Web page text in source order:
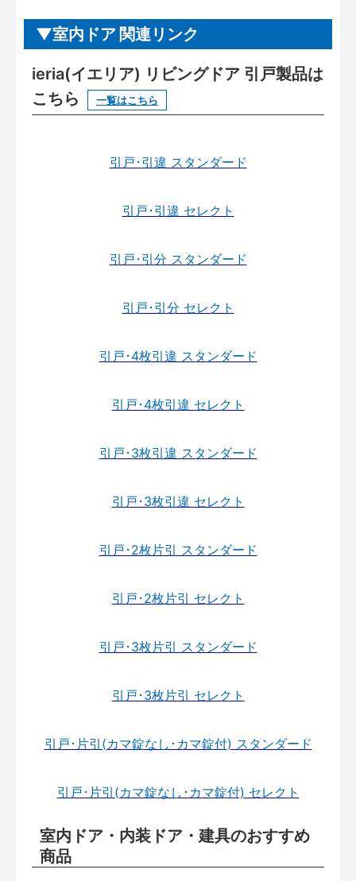
室内ドア 関連リンク
ieria(イエリア) リビングドア 引戸製品は
こちら
一覧はこちら
引戸･引違 スタンダード
引戸･引違 セレクト
引戸･引分 スタンダード
引戸･引分 セレクト
引戸･4枚引違 スタンダード
引戸･4枚引違 セレクト
引戸･3枚引違 スタンダード
引戸･3枚引違 セレクト
引戸･2枚片引 スタンダード
引戸･2枚片引 セレクト
引戸･3枚片引 スタンダード
引戸･3枚片引 セレクト
引戸･片引(カマ錠なし･カマ錠付) スタンダード
引戸･片引(カマ錠なし･カマ錠付) セレクト
室内ドア・内装ドア・建具のおすすめ
商品